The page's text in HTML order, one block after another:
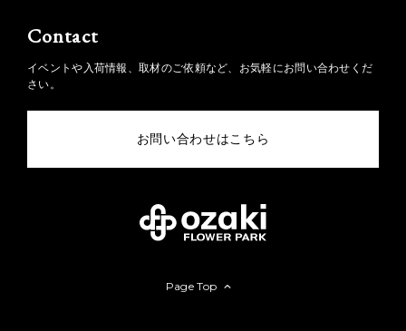
Contact
イベントや入荷情報、取材のご依頼など、お気軽にお問い合わせくだ
さい。
お問い合わせはこちら
Page Top